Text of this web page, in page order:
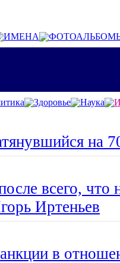
ИМЕНА
Здоровье Наука
на
всего, что
Иртеньев
в